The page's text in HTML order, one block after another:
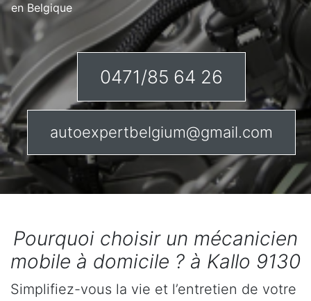
en Belgique
0471/85 64 26
autoexpertbelgium@gmail.com
Pourquoi choisir un mécanicien
mobile à domicile ? à Kallo 9130
Simplifiez-vous la vie et l’entretien de votre